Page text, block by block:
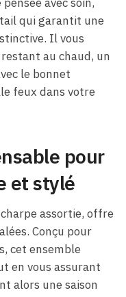
qui garantit une
Il vous
au chaud, un
le bonnet
feux dans votre
pour
et stylé
assortie, offre
Conçu pour
cet ensemble
en vous assurant
alors une saison